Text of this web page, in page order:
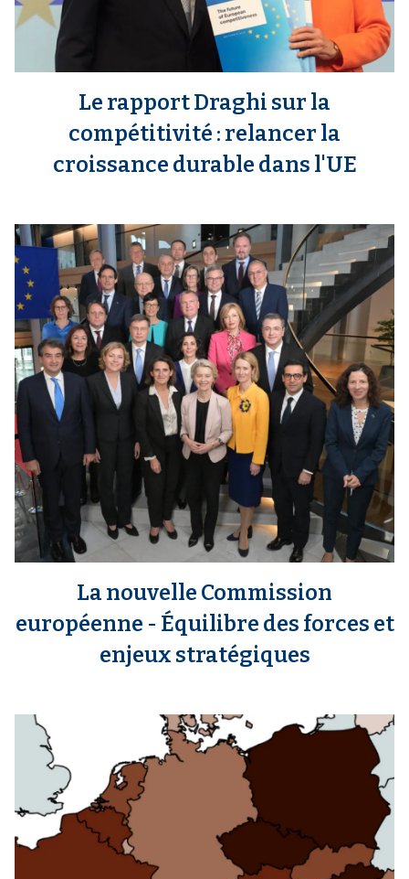
Le rapport Draghi sur la
compétitivité : relancer la
croissance durable dans l'UE
m
e
i
a
La nouvelle Commission
européenne - Équilibre des forces et
enjeux stratégiques
a